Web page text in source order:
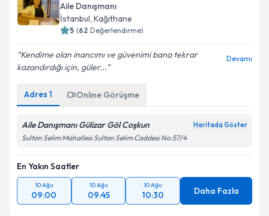
E-posta Adresiniz
Kişisel verilerimin işlenmesine ilişkin
kapsamda işlenmesini kabul ediyorum.
Takvim Talebini Gönder
Aile Danışmanı
İstanbul, Kağıthane
5 (62 Değerlendirme)
Kendime olan inancımı ve güvenimi bana tekrar
kazandırdığı için, güler...
Devamı
Adres 1 Online Görüşme
Aile Danışmanı Gülizar Göl Coşkun Haritada Göster
Sultan Selim Mahallesi Sultan Selim Caddesi No:57/4
En Yakın Saatler
10 Ağu
09:00
10 Ağu
09:45
10 Ağu
10:30 Daha Fazla